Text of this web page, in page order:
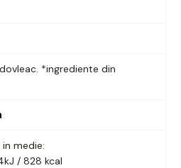
*ingrediente din
medie:
/ 828 kcal